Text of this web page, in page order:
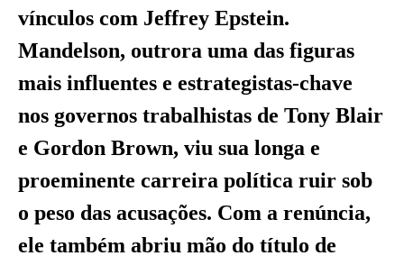
vínculos com Jeffrey Epstein.
Mandelson, outrora uma das figuras
mais influentes e estrategistas-chave
nos governos trabalhistas de Tony Blair
e Gordon Brown, viu sua longa e
proeminente carreira política ruir sob
o peso das acusações. Com a renúncia,
ele também abriu mão do título de